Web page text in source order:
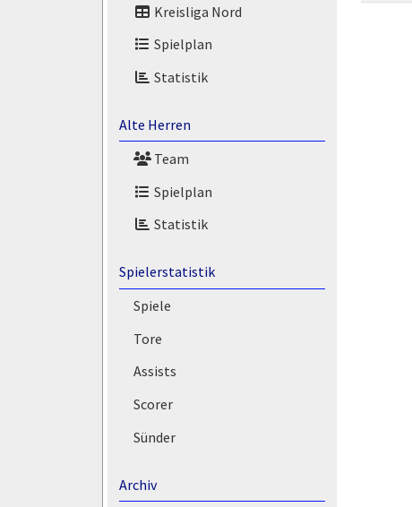
Kreisliga Nord
Spielplan
Statistik
Alte Herren
Team
Spielplan
Statistik
Spielerstatistik
Spiele
Tore
Assists
Scorer
Sünder
Archiv